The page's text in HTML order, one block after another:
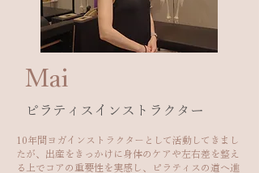
​Mai
​ピラティスインストラクター
10年間ヨガインストラクターとして活動してきまし
たが、出産をきっかけに身体のケアや左右差を整え
る上でコアの重要性を実感し、ピラティスの道へ進